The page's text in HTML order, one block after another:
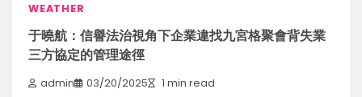
WEATHER
于曉航：信譽法治視角下企業違找九宮格聚會背失業
三方協定的管理途徑
admin 03/20/2025 1 min read